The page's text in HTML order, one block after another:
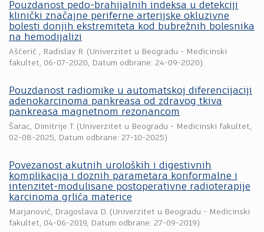
Pouzdanost pedo-brahijalnih indeksa u detekciji
klinički značajne periferne arterijske okluzivne
bolesti donjih ekstremiteta kod bubrežnih bolesnika
na hemodijalizi
Ašćerić , Radislav R. (Univerzitet u Beogradu - Medicinski
fakultet, 06-07-2020, Datum odbrane: 24-09-2020)
Pouzdanost radiomike u automatskoj diferencijaciji
adenokarcinoma pankreasa od zdravog tkiva
pankreasa magnetnom rezonancom
Šarac, Dimitrije T. (Univerzitet u Beogradu - Medicinski fakultet,
02-08-2025, Datum odbrane: 27-10-2025)
Povezanost akutnih uroloških i digestivnih
komplikacija i doznih parametara konformalne i
intenzitet-modulisane postoperativne radioterapije
karcinoma grlića materice
Marjanović, Dragoslava D. (Univerzitet u Beogradu - Medicinski
fakultet, 04-06-2019, Datum odbrane: 27-09-2019)